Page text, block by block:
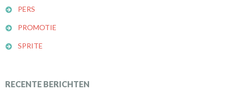
PERS
PROMOTIE
SPRITE
RECENTE BERICHTEN